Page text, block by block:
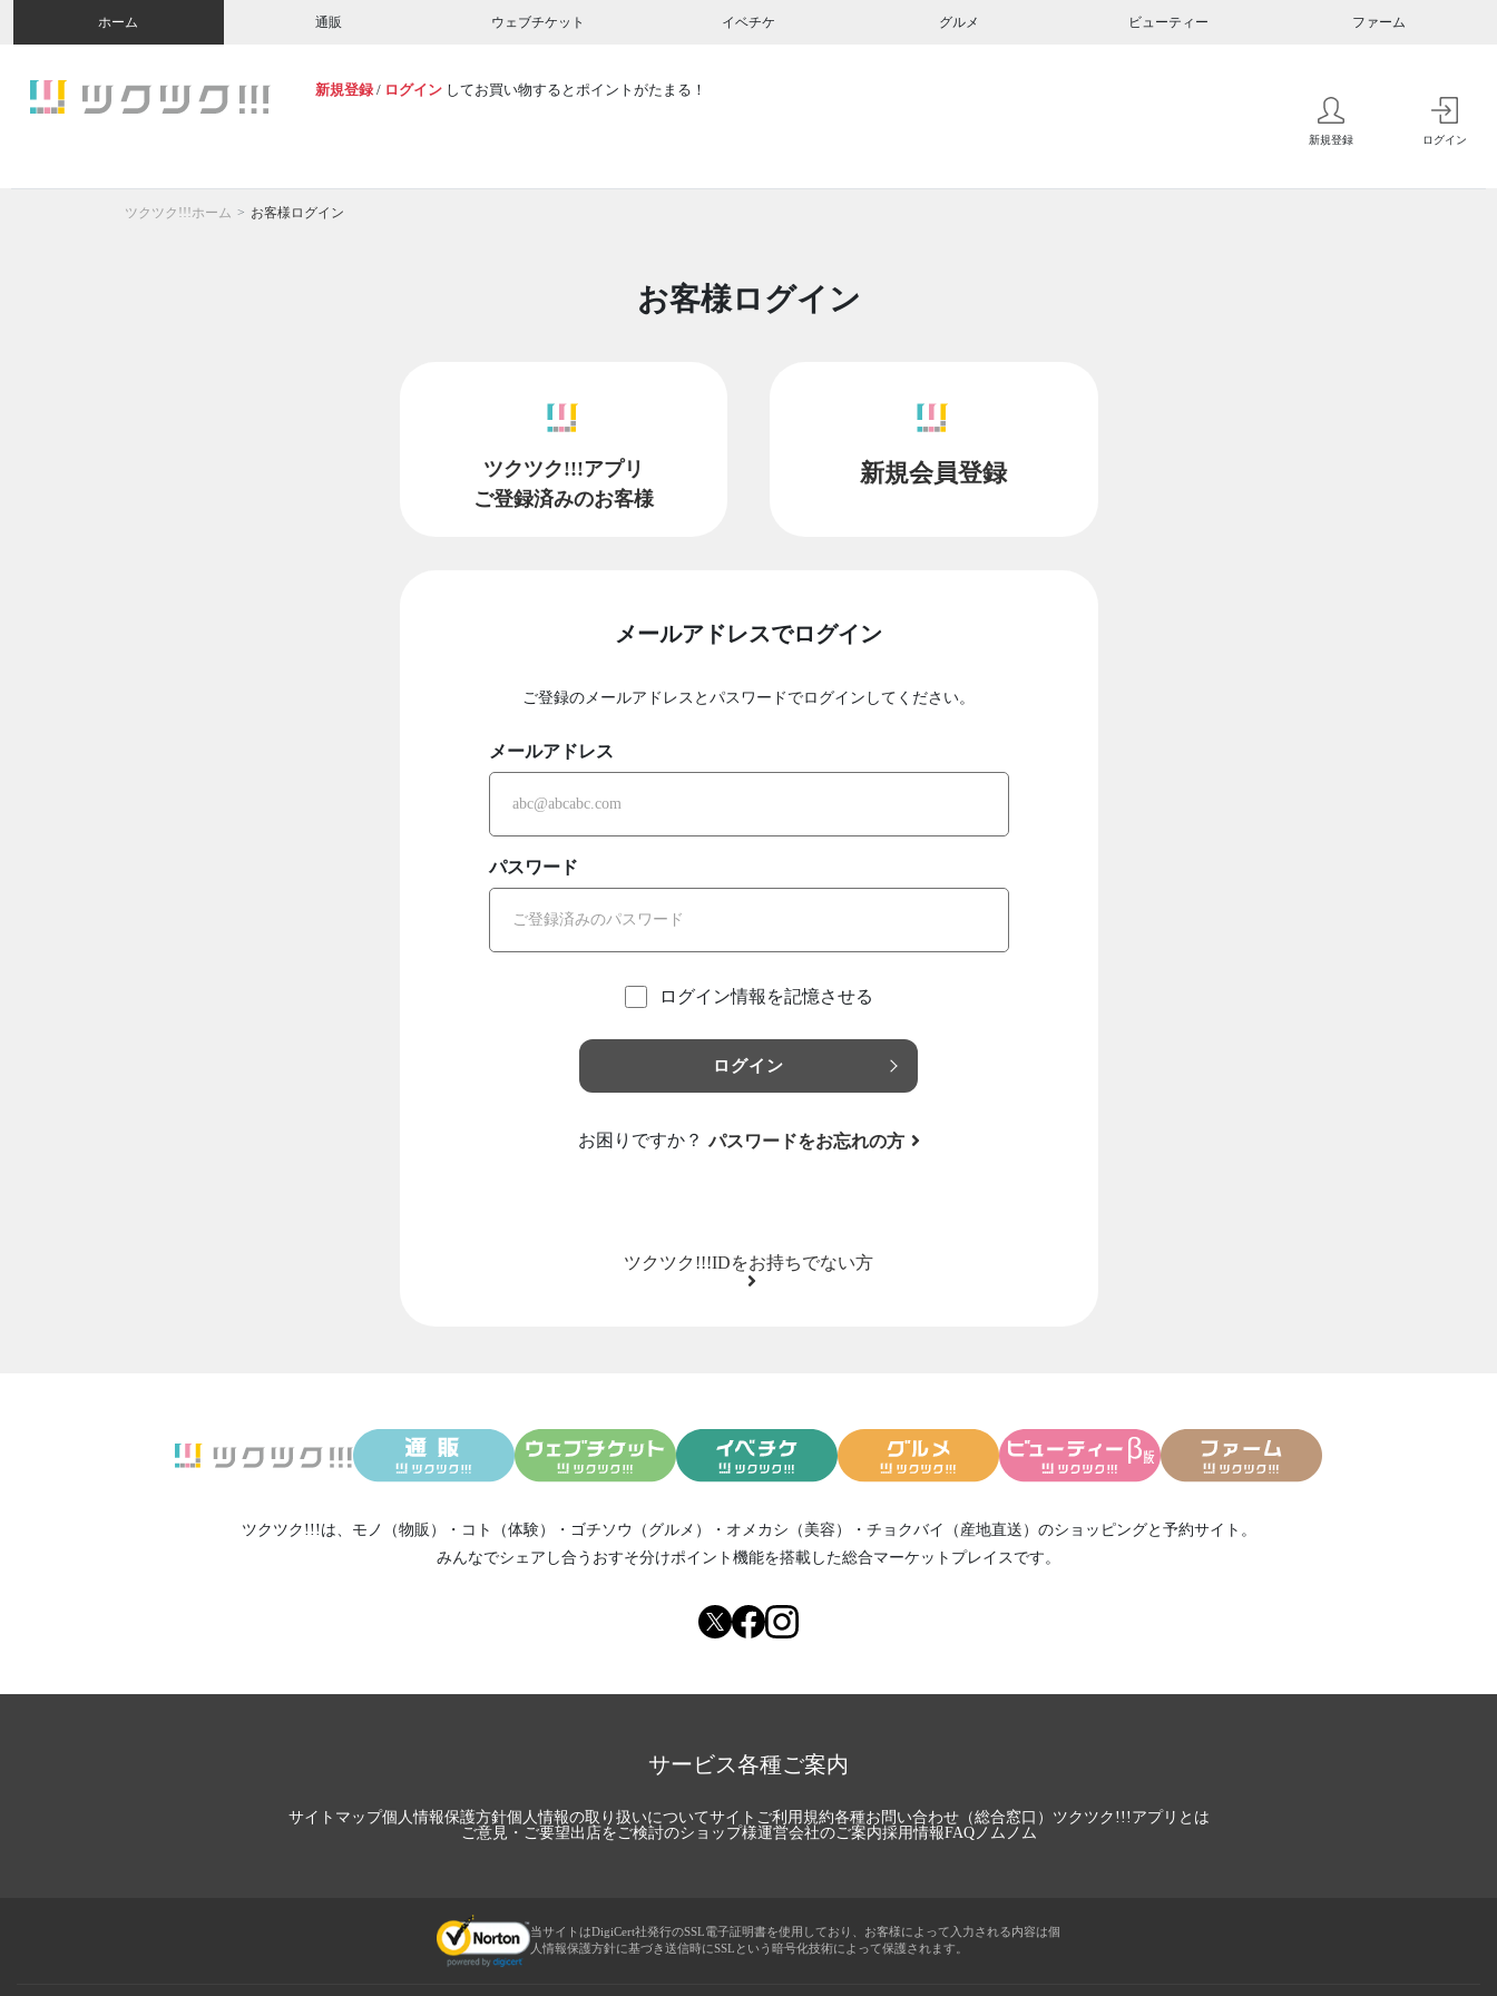
ホーム 通販 ウェブチケット イベチケ グルメ ビューティー ファーム
新規登録 / ログイン してお買い物するとポイントがたまる！
新規登録 ログイン
ツクツク!!!ホーム お客様ログイン
お客様ログイン
ツクツク!!!アプリ
ご登録済みのお客様
新規会員登録
メールアドレスでログイン
ご登録のメールアドレスとパスワードでログインしてください。
メールアドレス
パスワード
ログイン情報を記憶させる
ログイン
お困りですか？ パスワードをお忘れの方
ツクツク!!!IDをお持ちでない方
ツクツク!!!は、 モノ（物販） ・ コト（体験） ・ ゴチソウ（グルメ） ・ オメカシ（美容） ・ チョクバイ（産地直送） のショッピングと予約サイト。
みんなでシェアし合う おすそ分けポイント機能を搭載した総合マーケットプレイスです。
サービス各種ご案内
サイトマップ個人情報保護方針個人情報の取り扱いについてサイトご利用規約各種お問い合わせ（総合窓口） ツクツク!!!アプリとは
ご意見・ご要望出店をご検討のショップ様運営会社のご案内採用情報FAQノムノム
当サイトはDigiCert社発行のSSL電子証明書を使用しており、お客様によって入力される内容は個
人情報保護方針に基づき送信時にSSLという暗号化技術によって保護されます。